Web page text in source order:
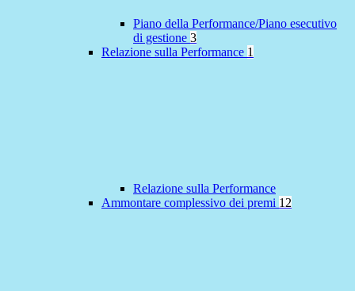
Piano della Performance/Piano esecutivo
di gestione 3
Relazione sulla Performance 1
Relazione sulla Performance
Ammontare complessivo dei premi 12